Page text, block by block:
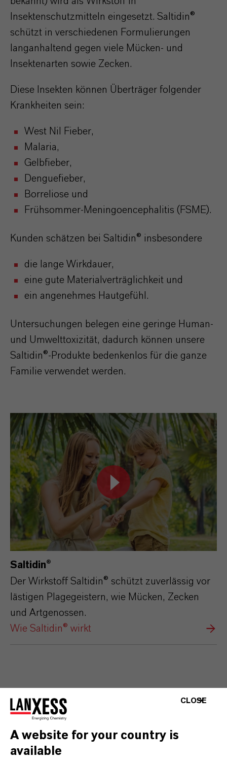
Insektenschutzmitteln eingesetzt. Saltidin®
schützt in verschiedenen Formulierungen
langanhaltend gegen viele Mücken- und
Insektenarten sowie Zecken.
Diese Insekten können Überträger folgender
Krankheiten sein:
West Nil Fieber,
Malaria,
Gelbfieber,
Denguefieber,
Borreliose und
Frühsommer-Meningoencephalitis (FSME).
Kunden schätzen bei Saltidin® insbesondere
die lange Wirkdauer,
eine gute Materialverträglichkeit und
ein angenehmes Hautgefühl.
Untersuchungen belegen eine geringe Human-
und Umwelttoxizität, dadurch können unsere
Saltidin®-Produkte bedenkenlos für die ganze
Familie verwendet werden.
Saltidin®
Der Wirkstoff Saltidin® schützt zuverlässig vor
lästigen Plagegeistern, wie Mücken, Zecken
und Artgenossen.
Wie Saltidin® wirkt
Fine Chemical Intermediates
zuverlässige Qualität für eine Vielzahl von
Anwendungen und Industrien.
CLOSE
A website for your country is
available